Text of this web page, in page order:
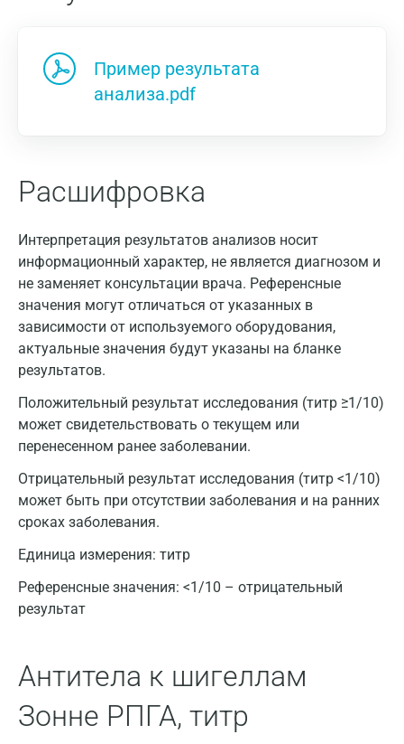
Пример результата
анализа.pdf
Расшифровка
Интерпретация результатов анализов носит
информационный характер, не является диагнозом и
не заменяет консультации врача. Референсные
значения могут отличаться от указанных в
зависимости от используемого оборудования,
актуальные значения будут указаны на бланке
результатов.
Положительный результат исследования (титр ≥1/10)
может свидетельствовать о текущем или
перенесенном ранее заболевании.
Отрицательный результат исследования (титр <1/10)
может быть при отсутствии заболевания и на ранних
сроках заболевания.
Единица измерения: титр
Референсные значения: <1/10 – отрицательный
результат
Антитела к шигеллам
Зонне РПГА, титр
Москва
Нижний Новгород
Альметьевск
Апрелевка
Армавир
Балашиха
Барнаул
Видное
Волгоград
Волжский